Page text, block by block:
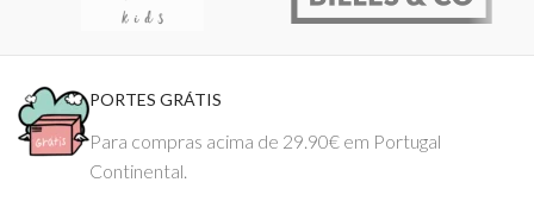
PORTES GRÁTIS
Para compras acima de 29.90€ em Portugal
Continental.